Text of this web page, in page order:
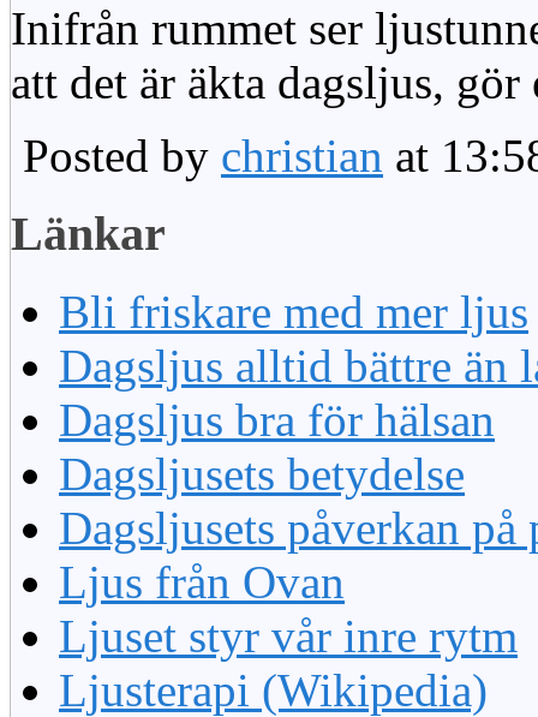
Inifrån rummet ser
att det är äkta dagsljus,
Posted by christian at
Länkar
Bli friskare med mer ljus
Dagsljus alltid bättre än
Dagsljus bra för hälsan
Dagsljusets betydelse
Dagsljusets påverkan på
Ljus från Ovan
Ljuset styr vår inre rytm
Ljusterapi (Wikipedia)